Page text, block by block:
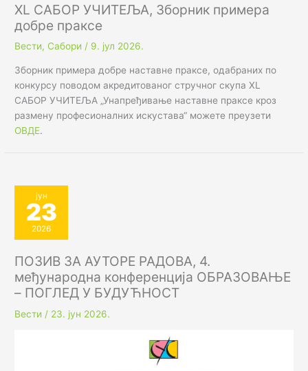
XL САБОР УЧИТЕЉА, Зборник примера
добре праксе
Вести, Сабори / 9. јул 2026.
Зборник примера добре наставне праксе, одабраних по
конкурсу поводом акредитованог стручног скупа XL
САБОР УЧИТЕЉА „Унапређивање наставне праксе кроз
размену професионалних искустава“ можете преузети
ОВДЕ.
јун
23
2026
ПОЗИВ ЗА АУТОРЕ РАДОВА, 4.
међународна конференција ОБРАЗОВАЊЕ
– ПОГЛЕД У БУДУЋНОСТ
Вести / 23. јун 2026.